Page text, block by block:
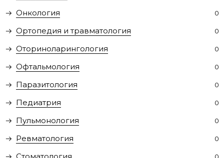
Онкология 0
Ортопедия и травматология 0
Оториноларингология 0
Офтальмология 0
Паразитология 0
Педиатрия 0
Пульмонология 0
Ревматология 0